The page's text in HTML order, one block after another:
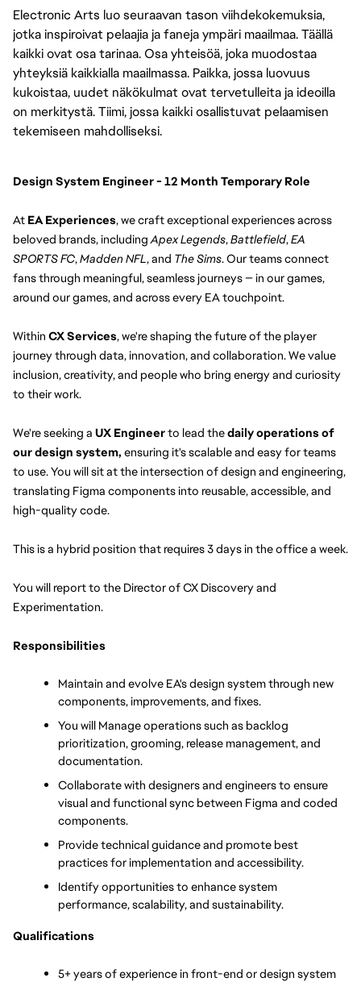
Electronic Arts luo seuraavan tason viihdekokemuksia,
jotka inspiroivat pelaajia ja faneja ympäri maailmaa. Täällä
kaikki ovat osa tarinaa. Osa yhteisöä, joka muodostaa
yhteyksiä kaikkialla maailmassa. Paikka, jossa luovuus
kukoistaa, uudet näkökulmat ovat tervetulleita ja ideoilla
on merkitystä. Tiimi, jossa kaikki osallistuvat pelaamisen
tekemiseen mahdolliseksi.
Design System Engineer - 12 Month Temporary Role
At EA Experiences, we craft exceptional experiences across
beloved brands, including Apex Legends, Battlefield, EA
SPORTS FC, Madden NFL, and The Sims. Our teams connect
fans through meaningful, seamless journeys — in our games,
around our games, and across every EA touchpoint.
Within CX Services, we're shaping the future of the player
journey through data, innovation, and collaboration. We value
inclusion, creativity, and people who bring energy and curiosity
to their work.
We're seeking a UX Engineer to lead the dailyoperations of
our design system, ensuring it's scalable and easy for teams
to use. You will sit at the intersection of design and engineering,
translating Figma components into reusable, accessible, and
high-quality code.
This is a hybrid position that requires 3 days in the office a week.
You will report to the Director of CX Discovery and
Experimentation.
Responsibilities
Maintain and evolve EA's design system through new
components, improvements, and fixes.
You will Manage operations such as backlog
prioritization, grooming, release management, and
documentation.
Collaborate with designers and engineers to ensure
visual and functional sync between Figma and coded
components.
Provide technical guidance and promote best
practices for implementation and accessibility.
Identify opportunities to enhance system
performance, scalability, and sustainability.
Qualifications
5+ years of experience in front-end or design system